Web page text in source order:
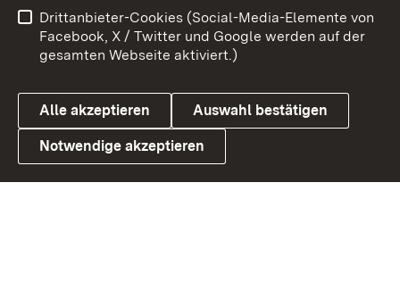
Link zum Landesportal
Benutzungshinweise
Barrierefreiheit
Datenschutz
Cookies
Drittanbieter-Cookies (Social-Media-Elemente von
Facebook, X / Twitter und Google werden auf der
gesamten Webseite aktiviert.)
Alle akzeptieren Auswahl bestätigen
Notwendige akzeptieren